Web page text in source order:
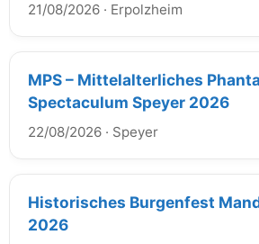
21/08/2026 · Erpolzheim
MPS – Mittelalterliches
Spectaculum Speyer 2026
22/08/2026 · Speyer
Historisches Burgenfest
2026